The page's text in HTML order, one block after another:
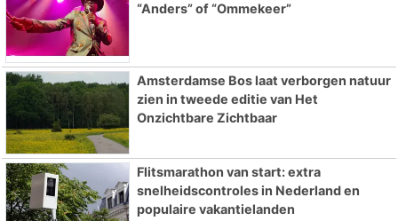
“Anders” of “Ommekeer”
Amsterdamse Bos laat verborgen natuur
zien in tweede editie van Het
Onzichtbare Zichtbaar
Flitsmarathon van start: extra
snelheidscontroles in Nederland en
populaire vakantielanden